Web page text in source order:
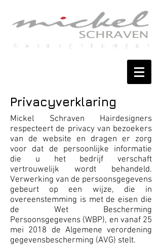
Privacyverklaring
Mickel Schraven Hairdesigners
respecteert de privacy van bezoekers
van de website en dragen er zorg
voor dat de persoonlijke informatie
die u het bedrijf verschaft
vertrouwelijk wordt behandeld.
Verwerking van de persoonsgegevens
gebeurt op een wijze, die in
overeenstemming is met de eisen die
de Wet Bescherming
Persoonsgegevens (WBP), en vanaf 25
mei 2018 de Algemene verordening
gegevensbescherming (AVG) stelt.